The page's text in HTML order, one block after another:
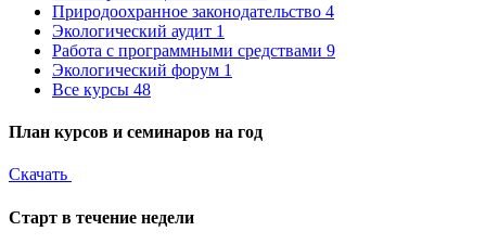
Природоохранное законодательство 4
Экологический аудит 1
Работа с программными средствами 9
Экологический форум 1
Все курсы 48
План курсов и семинаров на год
Скачать
Старт в течение недели